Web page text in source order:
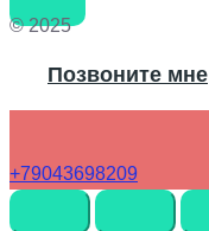
© 2025
Позвоните мне
+79043698209